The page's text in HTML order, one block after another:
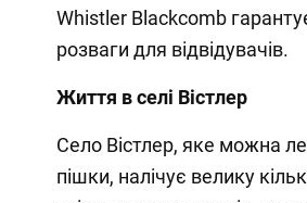
Whistler Blackcomb
розваги для відвідувачів.
Життя в селі Вістлер
Село Вістлер, яке можна
пішки, налічує велику